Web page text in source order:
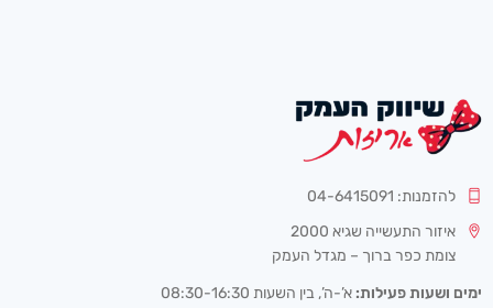
להזמנות: 04-6415091
איזור התעשייה שגיא 2000
צומת כפר ברוך – מגדל העמק
ימים ושעות פעילות: א’-ה’, בין השעות 08:30-16:30